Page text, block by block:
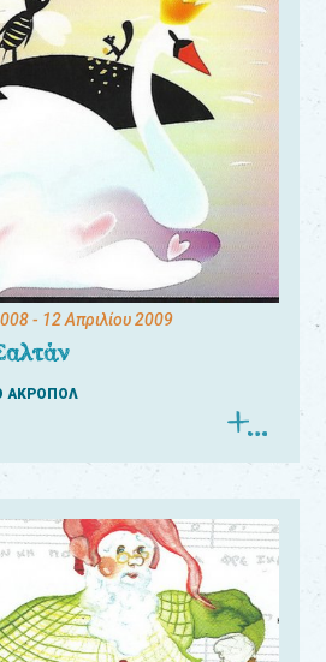
- 12 Απριλίου 2009
ΑΚΡΟΠΟΛ